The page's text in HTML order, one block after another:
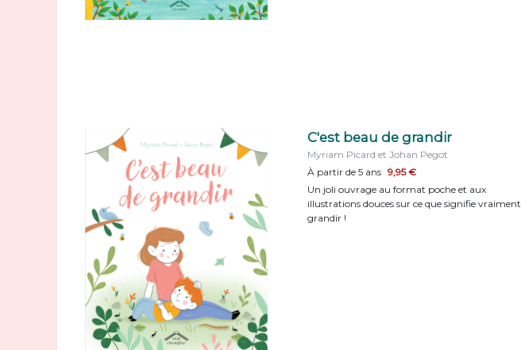
C'est beau de grandir
Myriam Picard et Johan Pegot
À partir de 5 ans 9,95 €
Un joli ouvrage au format poche et aux
illustrations douces sur ce que signifie vraiment
grandir !